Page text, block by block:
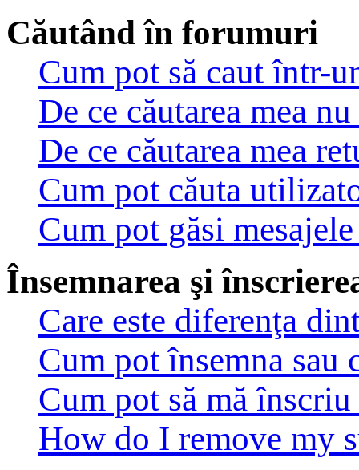
Căutând în forumuri
Cum pot să caut într-
De ce căutarea mea
De ce căutarea mea
Cum pot căuta
Cum pot găsi
Însemnarea şi
Care este diferenţa
Cum pot însemna sau
Cum pot să mă
How do I remove my